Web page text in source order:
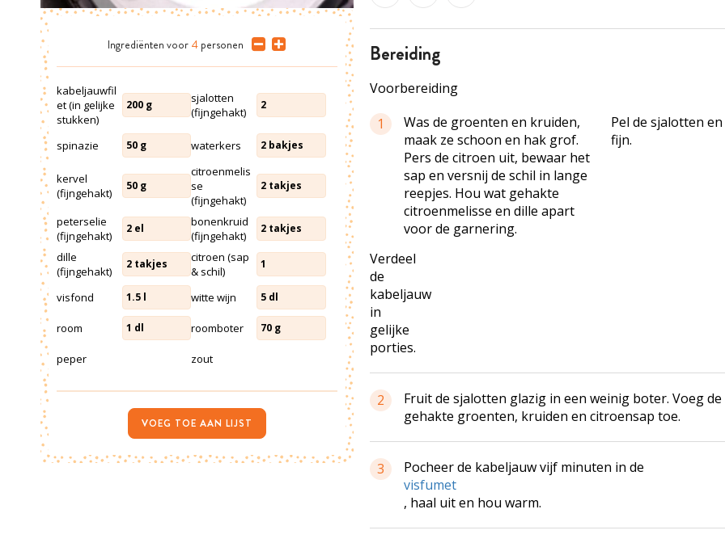
bereiding
Voorbereiding
1
Was de groenten en kruiden,
maak ze schoon en hak grof.
Pers de citroen uit, bewaar het
sap en versnij de schil in lange
reepjes. Hou wat gehakte
citroenmelisse en dille apart
voor de garnering.
Pel de sjalotten
fijn.
Verdeel
de
kabeljauw
in
gelijke
porties.
2
Fruit de sjalotten glazig in een weinig boter. Voeg de
gehakte groenten, kruiden en citroensap toe.
3
Pocheer de kabeljauw vijf minuten in de
visfumet
, haal uit en hou warm.
Ingrediënten voor 4 personen
kabeljauwfil
et (in gelijke
stukken)
200 g
sjalotten
(fijngehakt)
2
spinazie 50 g waterkers 2 bakjes
kervel
(fijngehakt)
50 g
citroenmelis
se
(fijngehakt)
2 takjes
peterselie
(fijngehakt)
2 el
bonenkruid
(fijngehakt)
2 takjes
dille
(fijngehakt)
2 takjes
citroen (sap
& schil)
1
visfond 1.5 l witte wijn 5 dl
room 1 dl roomboter 70 g
peper zout
VOEG TOE AAN LIJST